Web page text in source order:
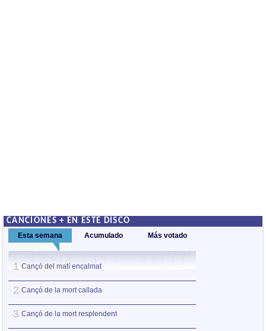
CANCIONES + EN ESTE DISCO
Esta semana Acumulado Más votado
1 Cançó del matí encalmat
2 Cançó de la mort callada
3 Cançó de la mort resplendent